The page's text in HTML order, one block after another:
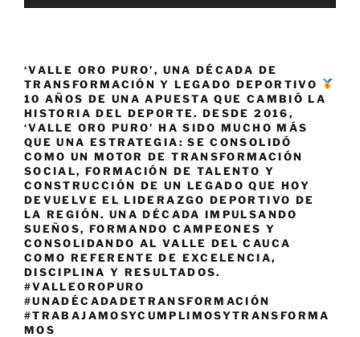
‘VALLE ORO PURO’, UNA DÉCADA DE
TRANSFORMACIÓN Y LEGADO DEPORTIVO
10 AÑOS DE UNA APUESTA QUE CAMBIÓ LA
HISTORIA DEL DEPORTE. DESDE 2016,
‘VALLE ORO PURO’ HA SIDO MUCHO MÁS
QUE UNA ESTRATEGIA: SE CONSOLIDÓ
COMO UN MOTOR DE TRANSFORMACIÓN
SOCIAL, FORMACIÓN DE TALENTO Y
CONSTRUCCIÓN DE UN LEGADO QUE HOY
DEVUELVE EL LIDERAZGO DEPORTIVO DE
LA REGIÓN. UNA DÉCADA IMPULSANDO
SUEÑOS, FORMANDO CAMPEONES Y
CONSOLIDANDO AL VALLE DEL CAUCA
COMO REFERENTE DE EXCELENCIA,
DISCIPLINA Y RESULTADOS.
#VALLEOROPURO
#UNADÉCADADETRANSFORMACIÓN
#TRABAJAMOSYCUMPLIMOSYTRANSFORMA
MOS